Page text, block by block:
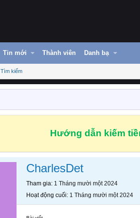
Tin mới Thành viên Danh bạ
Tìm kiếm
Hướng dẫn kiếm
CharlesDet
Tham gia 1 Tháng mười một 2024
Hoạt động cuối 1 Tháng mười một 2024